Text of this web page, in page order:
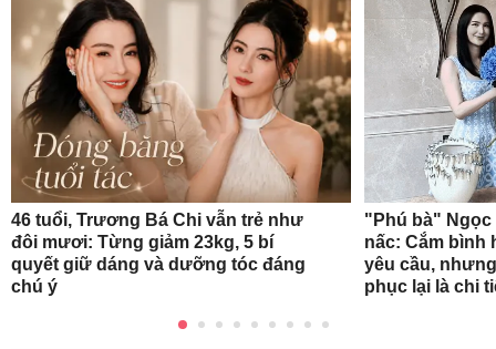
46 tuổi, Trương Bá Chi vẫn trẻ như
đôi mươi: Từng giảm 23kg, 5 bí
quyết giữ dáng và dưỡng tóc đáng
chú ý
"Phú bà" Ngọc
nấc: Cắm bình
yêu cầu,
phục lại là chi